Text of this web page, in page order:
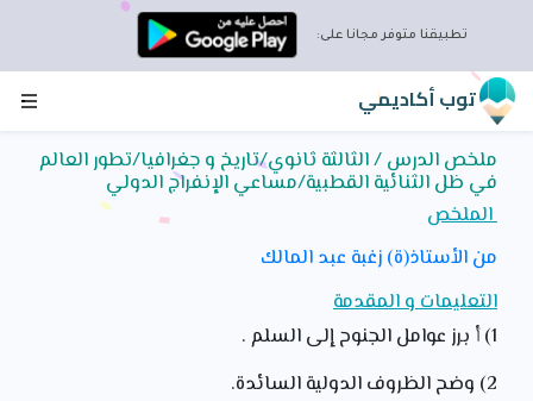
تطبيقنا متوفر مجانا على:
توب أكاديمي
ملخص الدرس / الثالثة ثانوي/تاريخ و جغرافيا/تطور العالم
في ظل الثنائية القطبية/مساعي الإنفراج الدولي
الملخص
من الأستاذ(ة) زغبة عبد المالك
التعليمات و المقدمة
1) أ برز عوامل الجنوح إلى السلم .
2) وضح الظروف الدولية السائدة.
تحميل تطبيق توب أكاديمي
اقتصد الإنترنت و إستمتع بتطبيق توب أكاديمي
غني يمكنك من التفوق في الدراسة
إضغط على زر التحميل الان لتلتحق بالتلاميذ الذين يتفوقون
بفضل التطبيق توب أكاديمي
تطبيق ١٠٠% جزائري و موافق للبرنامج الدراسي
تحميل التطبيق توب أكاديمي